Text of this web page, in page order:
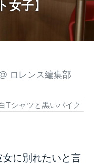
女子】
ロレンス編集部
Tシャツと黒いバイク
に別れたいと言